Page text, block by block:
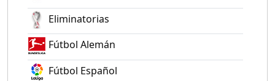
Eliminatorias
Fútbol Alemán
Fútbol Español